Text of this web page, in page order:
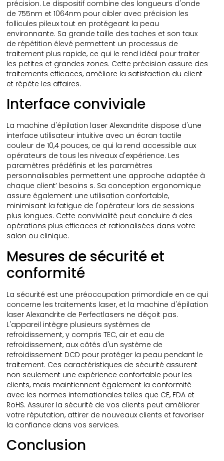
précision. Le dispositif combine des longueurs d'onde
de 755nm et 1064nm pour cibler avec précision les
follicules pileux tout en protégeant la peau
environnante. Sa grande taille des taches et son taux
de répétition élevé permettent un processus de
traitement plus rapide, ce qui le rend idéal pour traiter
les petites et grandes zones. Cette précision assure des
traitements efficaces, améliore la satisfaction du client
et répète les affaires.
Interface conviviale
La machine d'épilation laser Alexandrite dispose d'une
interface utilisateur intuitive avec un écran tactile
couleur de 10,4 pouces, ce qui la rend accessible aux
opérateurs de tous les niveaux d'expérience. Les
paramètres prédéfinis et les paramètres
personnalisables permettent une approche adaptée à
chaque client’ besoins s. Sa conception ergonomique
assure également une utilisation confortable,
minimisant la fatigue de l'opérateur lors de sessions
plus longues. Cette convivialité peut conduire à des
opérations plus efficaces et rationalisées dans votre
salon ou clinique.
Mesures de sécurité et
conformité
La sécurité est une préoccupation primordiale en ce qui
concerne les traitements laser, et la machine d'épilation
laser Alexandrite de Perfectlasers ne déçoit pas.
L'appareil intègre plusieurs systèmes de
refroidissement, y compris TEC, air et eau de
refroidissement, aux côtés d'un système de
refroidissement DCD pour protéger la peau pendant le
traitement. Ces caractéristiques de sécurité assurent
non seulement une expérience confortable pour les
clients, mais maintiennent également la conformité
avec les normes internationales telles que CE, FDA et
RoHS. Assurer la sécurité de vos clients peut améliorer
votre réputation, attirer de nouveaux clients et favoriser
la confiance dans vos services.
Conclusion